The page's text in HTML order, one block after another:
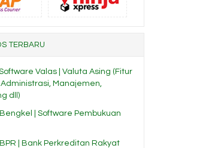
TERBARU
Valas | Valuta Asing (Fitur
Manajemen,
dll)
| Software Pembukuan
| Bank Perkreditan Rakyat